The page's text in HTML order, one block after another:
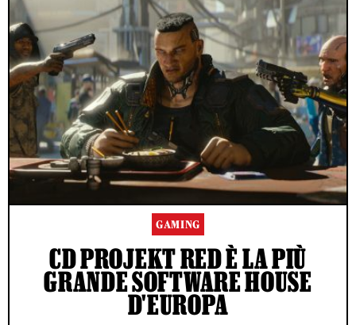
GAMING
CD PROJEKT RED È LA PIÙ
GRANDE SOFTWARE HOUSE
D'EUROPA